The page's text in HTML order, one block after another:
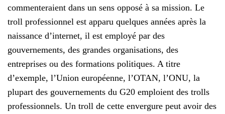
commenteraient dans un sens opposé à sa mission. Le
troll professionnel est apparu quelques années après la
naissance d’internet, il est employé par des
gouvernements, des grandes organisations, des
entreprises ou des formations politiques. A titre
d’exemple, l’Union européenne, l’OTAN, l’ONU, la
plupart des gouvernements du G20 emploient des trolls
professionnels. Un troll de cette envergure peut avoir des